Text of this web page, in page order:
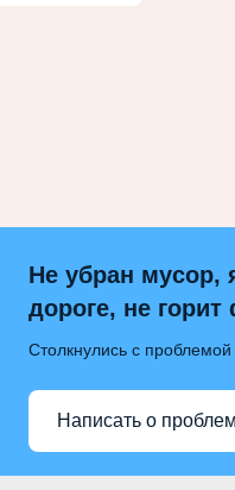
Не убран мусор,
дороге, не
Столкнулись с
Написать о